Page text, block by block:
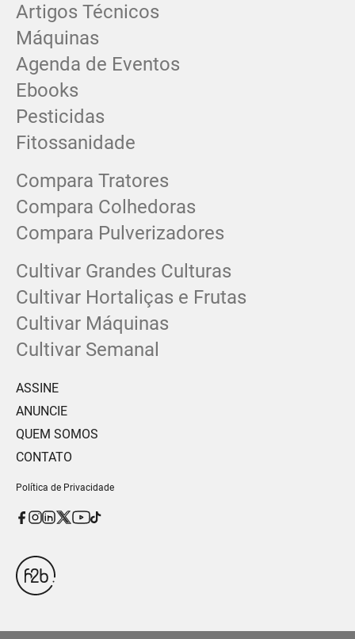
Artigos Técnicos
Máquinas
Agenda de Eventos
Ebooks
Pesticidas
Fitossanidade
Compara Tratores
Compara Colhedoras
Compara Pulverizadores
Cultivar Grandes Culturas
Cultivar Hortaliças e Frutas
Cultivar Máquinas
Cultivar Semanal
ASSINE
ANUNCIE
QUEM SOMOS
CONTATO
Política de Privacidade